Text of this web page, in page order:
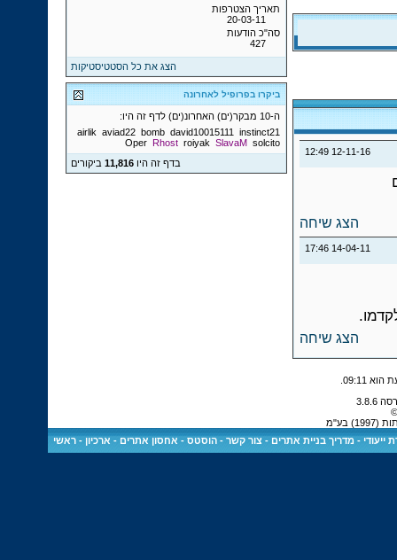
12-11-16
12:49
הצג שיחה
14-04-11
17:46
הצג שיחה
תאריך הצטרפות
20-03-11
סה"כ הודעות
427
הצג את כל הסטטיסטיקות
ביקרו בפרופיל לאחרונה
ה-10 מבקר(ים) האחרונ(ים) לדף זה היו:
airlik aviad22 bomb david10015111
instinct21
Oper Rhost roiyak SlavaM solcito
בדף זה היו11,816 ביקורים
09:11
בע"מ
ייעודי -מדריך בניית אתרים -צור קשר -הוסטס - אחסון אתרים - ארכיון -ראשי